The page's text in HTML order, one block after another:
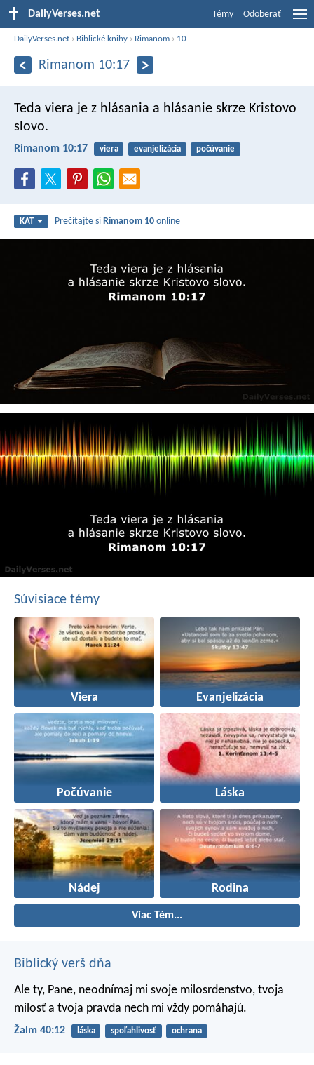
DailyVerses.net Témy Odoberať
DailyVerses.net › Biblické knihy › Rimanom › 10
Rimanom 10:17
Teda viera je z hlásania a hlásanie skrze Kristovo
slovo.
Rimanom 10:17 viera evanjelizácia počúvanie
KAT Prečítajte siRimanom 10 online
Súvisiace témy
Viera Evanjelizácia
Počúvanie Láska
Nádej Rodina
Viac Tém...
Biblický verš dňa
Ale ty, Pane, neodnímaj mi svoje milosrdenstvo, tvoja
milosť a tvoja pravda nech mi vždy pomáhajú.
Žalm 40:12 láska spoľahlivosť ochrana